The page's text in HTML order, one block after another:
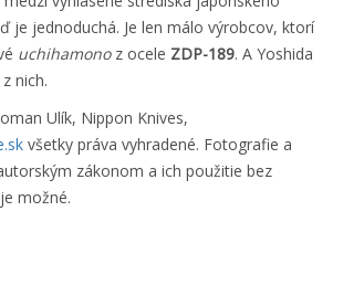
je jednoduchá. Je len málo výrobcov, ktorí
uchihamonoz ocele ZDP-189. A Yoshida
nich.
Ulík, Nippon Knives,
všetky práva vyhradené. Fotografie a
zákonom a ich použitie bez
možné.